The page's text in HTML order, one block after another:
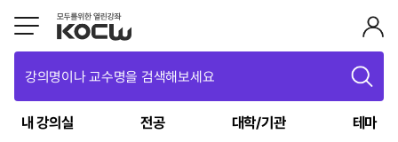
강의명이나 교수명을 검색해보세요
내 강의실 전공 대학/기관 테마